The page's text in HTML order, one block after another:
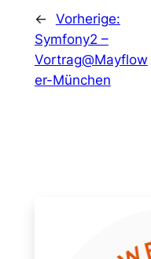
← Vorherige:
Symfony2 –
Vortrag@Mayflow
er-München